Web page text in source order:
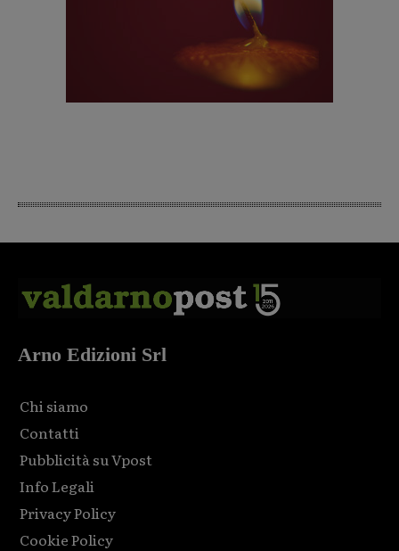
Arno Edizioni Srl
Chi siamo
Contatti
Pubblicità su Vpost
Info Legali
Privacy Policy
Cookie Policy